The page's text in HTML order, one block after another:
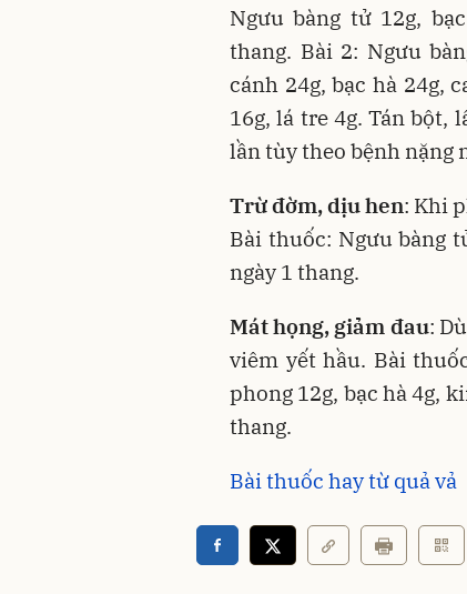
Ngưu bàng tử 12g,
thang. Bài 2: Ngưu
cánh 24g, bạc hà 24g,
16g, lá tre 4g. Tán bột,
lần tùy theo bệnh nặng
Trừ đờm, dịu hen: Khi
Bài thuốc: Ngưu bàng
ngày 1 thang.
Mát họng, giảm đau:
viêm yết hầu. Bài
phong 12g, bạc hà 4g,
thang.
Bài thuốc hay từ quả vả